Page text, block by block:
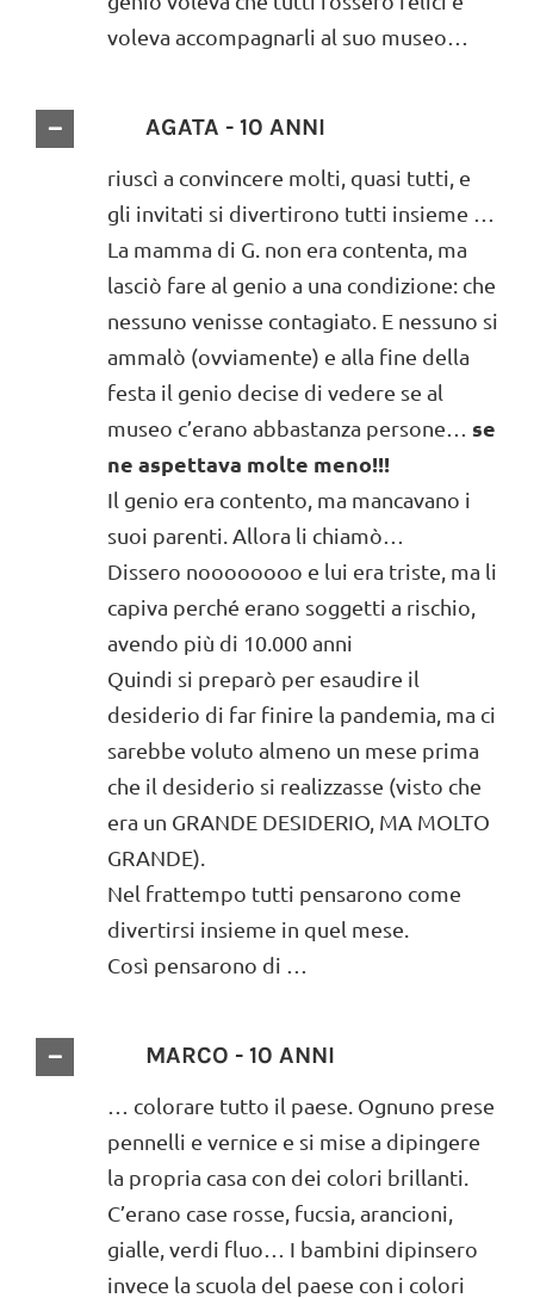
voleva accompagnarli al suo museo…
AGATA - 10 ANNI
riuscì a convincere molti, quasi tutti, e
gli invitati si divertirono tutti insieme …
La mamma di G. non era contenta, ma
lasciò fare al genio a una condizione: che
nessuno venisse contagiato. E nessuno si
ammalò (ovviamente) e alla fine della
festa il genio decise di vedere se al
museo c’erano abbastanza persone… se
ne aspettava molte meno!!!
Il genio era contento, ma mancavano i
suoi parenti. Allora li chiamò…
Dissero noooooooo e lui era triste, ma li
capiva perché erano soggetti a rischio,
avendo più di 10.000 anni
Quindi si preparò per esaudire il
desiderio di far finire la pandemia, ma ci
sarebbe voluto almeno un mese prima
che il desiderio si realizzasse (visto che
era un GRANDE DESIDERIO, MA MOLTO
GRANDE).
Nel frattempo tutti pensarono come
divertirsi insieme in quel mese.
Così pensarono di …
MARCO - 10 ANNI
… colorare tutto il paese. Ognuno prese
pennelli e vernice e si mise a dipingere
la propria casa con dei colori brillanti.
C’erano case rosse, fucsia, arancioni,
gialle, verdi fluo… I bambini dipinsero
invece la scuola del paese con i colori